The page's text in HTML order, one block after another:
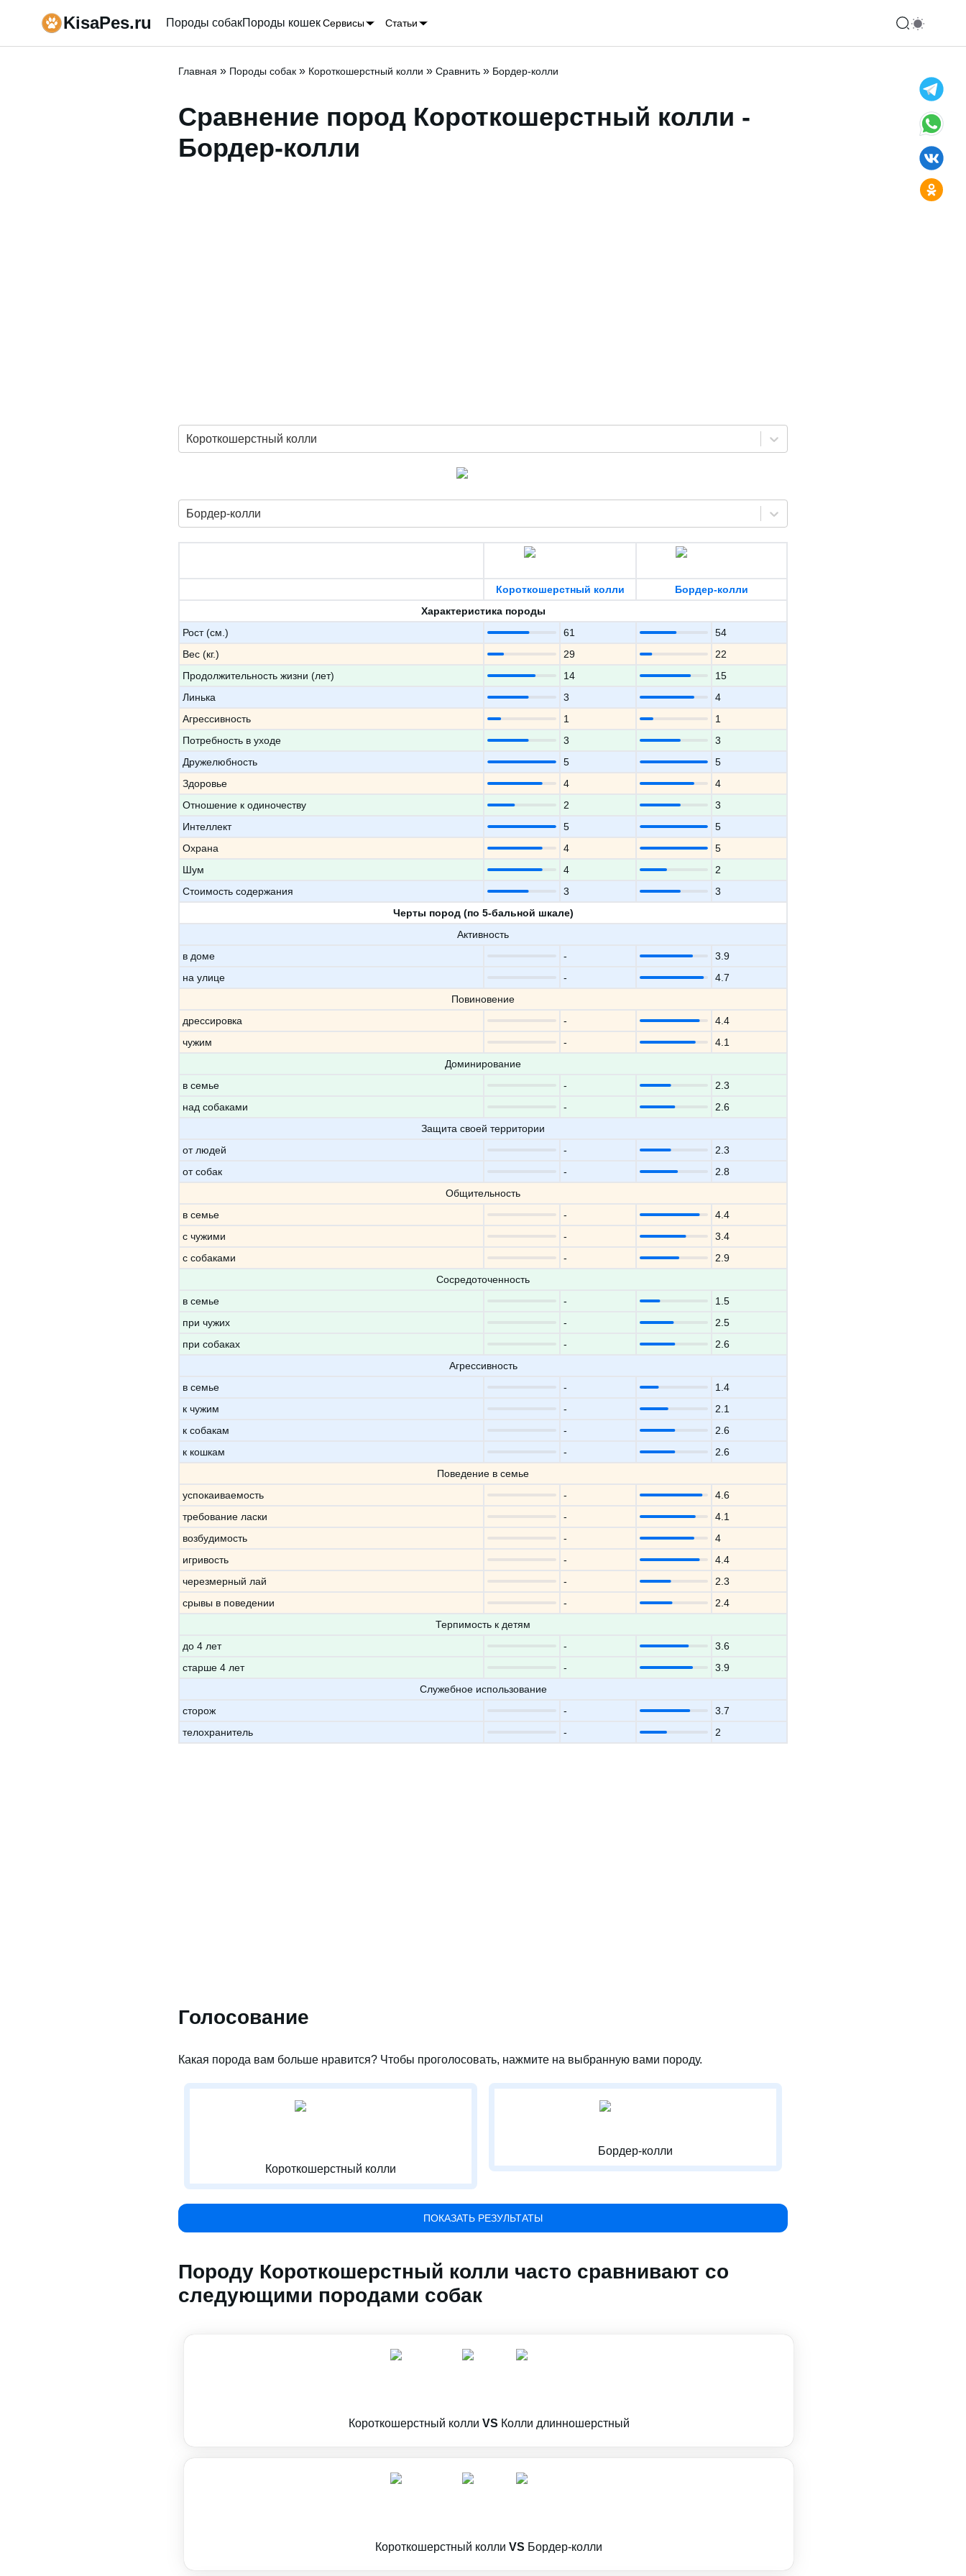
KisaPes.ru Породы собакПороды кошекСервисы Статьи
Главная » Породы собак » Короткошерстный колли » Сравнить » Бордер-колли
Сравнение пород Короткошерстный колли -
Бордер-колли
Короткошерстный колли
Бордер-колли
Короткошерстный колли
Бордер-колли
Характеристика породы
Рост (см.)
61
54
Вес (кг.)
29
22
Продолжительность жизни (лет)
14
15
Линька
3
4
Агрессивность
1
1
Потребность в уходе
3
3
Дружелюбность
5
5
Здоровье
4
4
Отношение к одиночеству
2
3
Интеллект
5
5
Охрана
4
5
Шум
4
2
Стоимость содержания
3
3
Черты пород (по 5-бальной шкале)
Активность
в доме
-
3.9
на улице
-
4.7
Повиновение
дрессировка
-
4.4
чужим
-
4.1
Доминирование
в семье
-
2.3
над собаками
-
2.6
Защита своей территории
от людей
-
2.3
от собак
-
2.8
Общительность
в семье
-
4.4
с чужими
-
3.4
с собаками
-
2.9
Сосредоточенность
в семье
-
1.5
при чужих
-
2.5
при собаках
-
2.6
Агрессивность
в семье
-
1.4
к чужим
-
2.1
к собакам
-
2.6
к кошкам
-
2.6
Поведение в семье
успокаиваемость
-
4.6
требование ласки
-
4.1
возбудимость
-
4
игривость
-
4.4
черезмерный лай
-
2.3
срывы в поведении
-
2.4
Терпимость к детям
до 4 лет
-
3.6
старше 4 лет
-
3.9
Служебное использование
сторож
-
3.7
телохранитель
- 2
Голосование
Какая порода вам больше нравится? Чтобы проголосовать, нажмите на выбранную вами породу.
Короткошерстный колли
Бордер-колли
ПОКАЗАТЬ РЕЗУЛЬТАТЫ
Породу Короткошерстный колли часто сравнивают со
следующими породами собак
Короткошерстный колли VS Колли длинношерстный
Короткошерстный колли VS Бордер-колли